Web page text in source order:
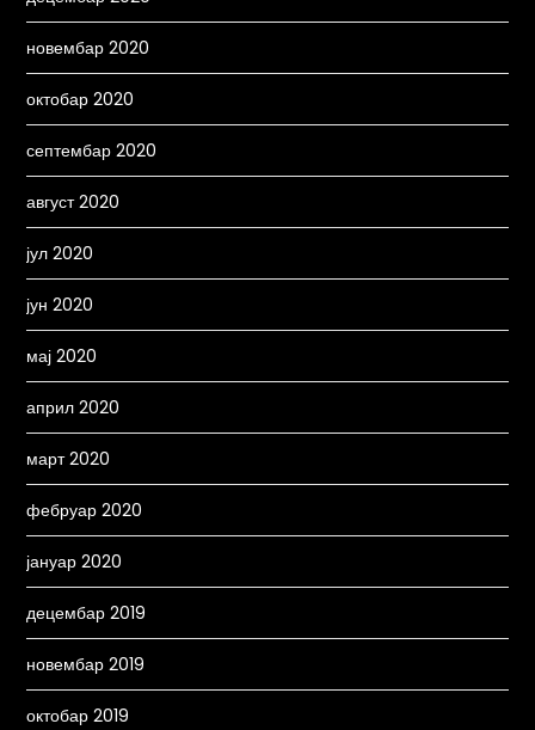
новембар 2020
октобар 2020
септембар 2020
август 2020
јул 2020
јун 2020
мај 2020
април 2020
март 2020
фебруар 2020
јануар 2020
децембар 2019
новембар 2019
октобар 2019